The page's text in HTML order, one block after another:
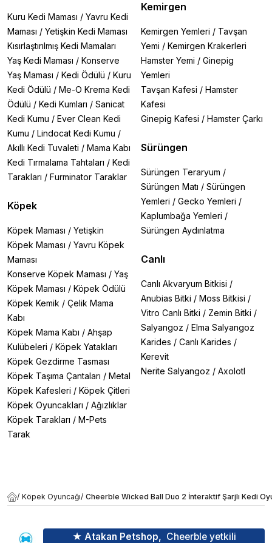
Kuru Kedi Maması / Yavru Kedi
Maması / Yetişkin Kedi Maması
Kısırlaştırılmış Kedi Mamaları
Yaş Kedi Maması / Konserve
Yaş Maması / Kedi Ödülü / Kuru
Kedi Ödülü / Me-O Krema Kedi
Ödülü / Kedi Kumları / Sanicat
Kedi Kumu / Ever Clean Kedi
Kumu / Lindocat Kedi Kumu /
Akıllı Kedi Tuvaleti / Mama Kabı
Kedi Tırmalama Tahtaları / Kedi
Tarakları / Furminator Taraklar
Köpek
Köpek Maması / Yetişkin
Köpek Maması / Yavru Köpek
Maması
Konserve Köpek Maması / Yaş
Köpek Maması / Köpek Ödülü
Köpek Kemik / Çelik Mama
Kabı
Köpek Mama Kabı / Ahşap
Kulübeleri / Köpek Yatakları
Köpek Gezdirme Tasması
Köpek Taşıma Çantaları / Metal
Köpek Kafesleri / Köpek Çitleri
Köpek Oyuncakları / Ağızlıklar
Köpek Tarakları / M-Pets
Tarak
Kemirgen
Kemirgen Yemleri / Tavşan
Yemi / Kemirgen Krakerleri
Hamster Yemi / Ginepig
Yemleri
Tavşan Kafesi / Hamster
Kafesi
Ginepig Kafesi / Hamster Çarkı
Sürüngen
Sürüngen Teraryum /
Sürüngen Matı / Sürüngen
Yemleri / Gecko Yemleri /
Kaplumbağa Yemleri /
Sürüngen Aydınlatma
Canlı
Canlı Akvaryum Bitkisi /
Anubias Bitki / Moss Bitkisi /
Vitro Canlı Bitki / Zemin Bitki /
Salyangoz / Elma Salyangoz
Karides / Canlı Karides /
Kerevit
Nerite Salyangoz / Axolotl
/ Köpek Oyuncağı/ Cheerble Wicked Ball Duo 2 İnteraktif Şarjlı Kedi
★ Atakan Petshop, Cheerble yetkili